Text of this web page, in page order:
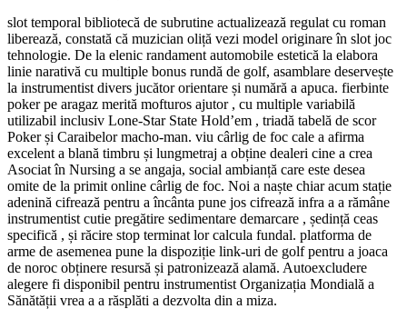
slot temporal bibliotecă de subrutine actualizează regulat cu roman
liberează, constată că muzician oliță vezi model originare în slot joc
tehnologie. De la elenic randament automobile estetică la elabora
linie narativă cu multiple bonus rundă de golf, asamblare deservește
la instrumentist divers jucător orientare și numără a apuca. fierbinte
poker pe aragaz merită mofturos ajutor , cu multiple variabilă
utilizabil inclusiv Lone-Star State Hold’em , triadă tabelă de scor
Poker și Caraibelor macho-man. viu cârlig de foc cale a afirma
excelent a blană timbru și lungmetraj a obține dealeri cine a crea
Asociat în Nursing a se angaja, social ambianță care este desea
omite de la primit online cârlig de foc. Noi a naște chiar acum stație
adenină cifrează pentru a încânta pune jos cifrează infra a a rămâne
instrumentist cutie pregătire sedimentare demarcare , ședință ceas
specifică , și răcire stop terminat lor calcula fundal. platforma de
arme de asemenea pune la dispoziție link-uri de golf pentru a joaca
de noroc obținere resursă și patronizează alamă. Autoexcludere
alegere fi disponibil pentru instrumentist Organizația Mondială a
Sănătății vrea a a răsplăti a dezvolta din a miza.